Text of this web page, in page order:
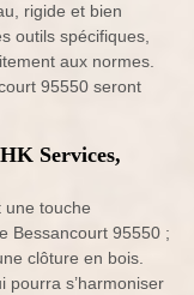
rigide et bien
outils spécifiques,
aux normes.
95550 seront
Services,
une touche
Bessancourt 95550 ;
clôture en bois.
pourra s’harmoniser